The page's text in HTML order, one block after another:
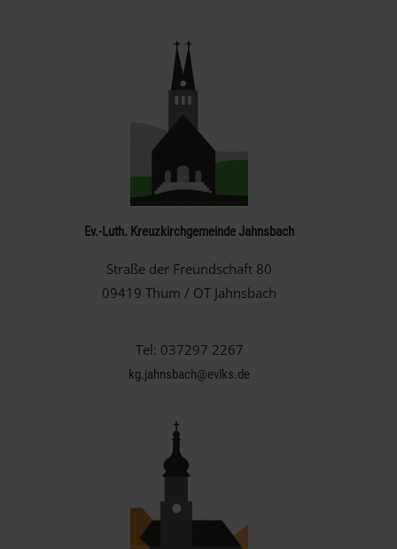
Ev.-Luth. Kreuzkirchgemeinde Jahnsbach
Straße der Freundschaft 80
09419 Thum / OT Jahnsbach
Tel: 037297 2267
kg.jahnsbach@evlks.de